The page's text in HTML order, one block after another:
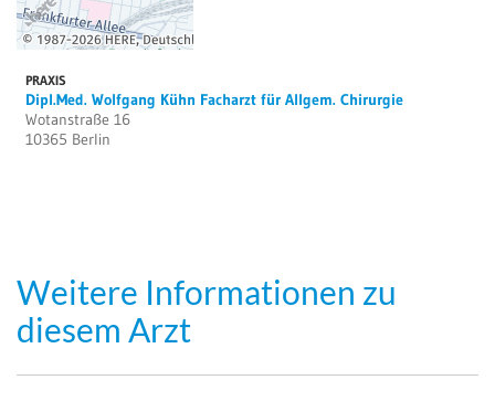
PRAXIS
Dipl.Med. Wolfgang Kühn Facharzt für Allgem. Chirurgie
Wotanstraße 16
10365 Berlin
Weitere Informationen zu
diesem Arzt